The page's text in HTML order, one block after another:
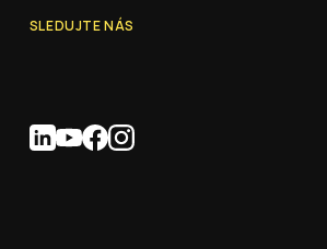
SLEDUJTE NÁS